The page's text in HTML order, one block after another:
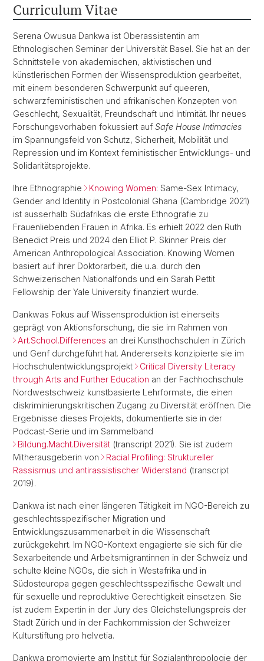
Curriculum Vitae
Serena Owusua Dankwa ist Oberassistentin am
Ethnologischen Seminar der Universität Basel. Sie hat an der
Schnittstelle von akademischen, aktivistischen und
künstlerischen Formen der Wissensproduktion gearbeitet,
mit einem besonderen Schwerpunkt auf queeren,
schwarzfeministischen und afrikanischen Konzepten von
Geschlecht, Sexualität, Freundschaft und Intimität. Ihr neues
Forschungsvorhaben fokussiert auf Safe House Intimacies
im Spannungsfeld von Schutz, Sicherheit, Mobilität und
Repression und im Kontext feministischer Entwicklungs- und
Solidaritätsprojekte.
Ihre Ethnographie Knowing Women: Same-Sex Intimacy,
Gender and Identity in Postcolonial Ghana (Cambridge 2021)
ist ausserhalb Südafrikas die erste Ethnografie zu
Frauenliebenden Frauen in Afrika. Es erhielt 2022 den Ruth
Benedict Preis und 2024 den Elliot P. Skinner Preis der
American Anthropological Association. Knowing Women
basiert auf ihrer Doktorarbeit, die u.a. durch den
Schweizerischen Nationalfonds und ein Sarah Pettit
Fellowship der Yale University finanziert wurde.
Dankwas Fokus auf Wissensproduktion ist einerseits
geprägt von Aktionsforschung, die sie im Rahmen von
Art.School.Differences an drei Kunsthochschulen in Zürich
und Genf durchgeführt hat. Andererseits konzipierte sie im
Hochschulentwicklungsprojekt
Critical Diversity Literacy
through Arts and Further Education an der Fachhochschule
Nordwestschweiz kunstbasierte Lehrformate, die einen
diskriminierungskritischen Zugang zu Diversität eröffnen. Die
Ergebnisse dieses Projekts, dokumentierte sie in der
Podcast-Serie und im Sammelband
Bildung.Macht.Diversität (transcript 2021). Sie ist zudem
Mitherausgeberin von
Racial Profiling: Struktureller
Rassismus und antirassistischer Widerstand (transcript
2019).
Dankwa ist nach einer längeren Tätigkeit im NGO-Bereich zu
geschlechtsspezifischer Migration und
Entwicklungszusammenarbeit in die Wissenschaft
zurückgekehrt. Im NGO-Kontext engagierte sie sich für die
Sexarbeitende und Arbeitsmigrantinnen in der Schweiz und
schulte kleine NGOs, die sich in Westafrika und in
Südosteuropa gegen geschlechtsspezifische Gewalt und
für sexuelle und reproduktive Gerechtigkeit einsetzen. Sie
ist zudem Expertin in der Jury des Gleichstellungspreis der
Stadt Zürich und in der Fachkommission der Schweizer
Kulturstiftung pro helvetia.
Dankwa promovierte am Institut für Sozialanthropologie der